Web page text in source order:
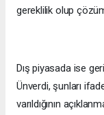
gereklilik olup
Dış piyasada ise
Ünverdi, şunları
varıldığının